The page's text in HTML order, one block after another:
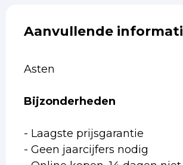
Aanvullende
Asten
Bijzonderheden
- Laagste prijsgarantie
- Geen jaarcijfers nodig